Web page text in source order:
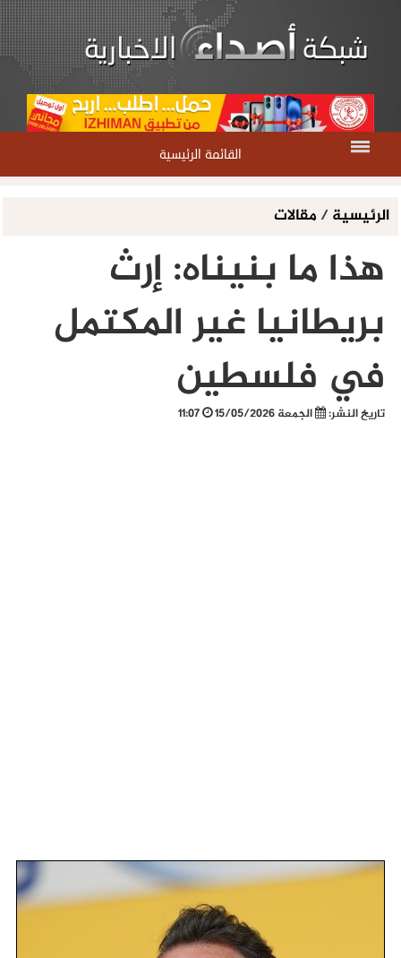
القائمة الرئيسية
الرئيسية/ مقالات
هذا ما بنيناه: إرث
بريطانيا غير المكتمل
في فلسطين
تاريخ النشر: الجمعة 15/05/2026